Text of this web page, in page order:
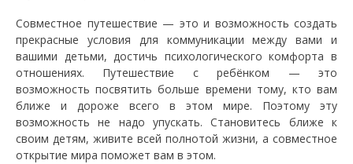
Совместное путешествие — это и возможность создать
прекрасные условия для коммуникации между вами и
вашими детьми, достичь психологического комфорта в
отношениях. Путешествие с ребёнком — это
возможность посвятить больше времени тому, кто вам
ближе и дороже всего в этом мире. Поэтому эту
возможность не надо упускать. Становитесь ближе к
своим детям, живите всей полнотой жизни, а совместное
открытие мира поможет вам в этом.